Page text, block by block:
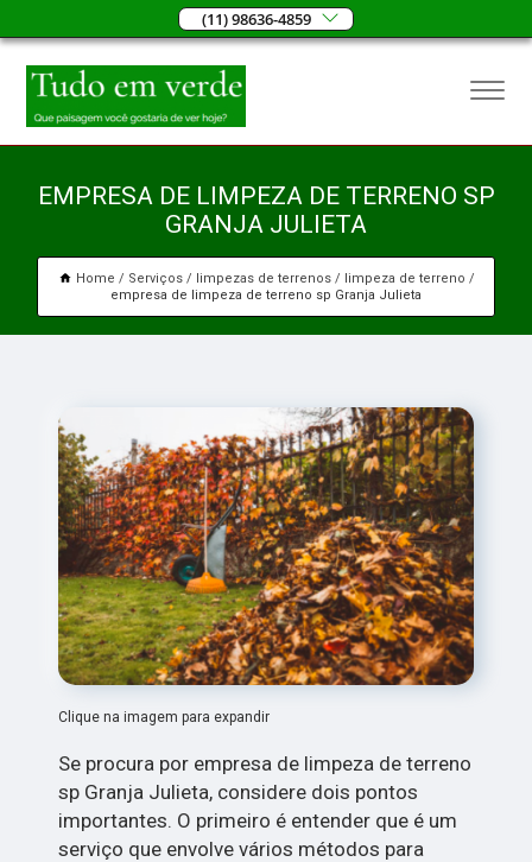
(11) 98636-4859
EMPRESA DE LIMPEZA DE TERRENO SP
GRANJA JULIETA
Home Serviços limpezas de terrenos
limpeza de terreno
empresa de limpeza de terreno sp Granja Julieta
Clique na imagem para expandir
Se procura por empresa de limpeza de terreno
sp Granja Julieta, considere dois pontos
importantes. O primeiro é entender que é um
serviço que envolve vários métodos para